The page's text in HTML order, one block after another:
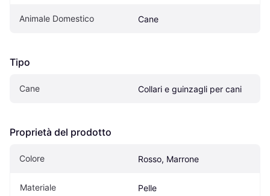
Animale Domestico Cane
Tipo
Cane Collari e guinzagli per cani
Proprietà del prodotto
Colore Rosso, Marrone
Materiale Pelle